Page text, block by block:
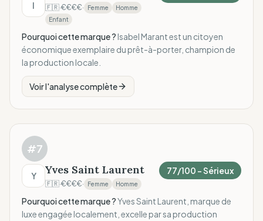
I 🇫🇷·€€€€· Femme
Homme
Enfant
Pourquoi cette marque ?Isabel Marant est un citoyen
économique exemplaire du prêt-à-porter, champion de
la production locale.
Voir l'analyse complète
#7
Y Yves Saint Laurent
🇫🇷·€€€€· Femme Homme
77/100 –Sérieux
Pourquoi cette marque ?Yves Saint Laurent, marque de
luxe engagée localement, excelle par sa production